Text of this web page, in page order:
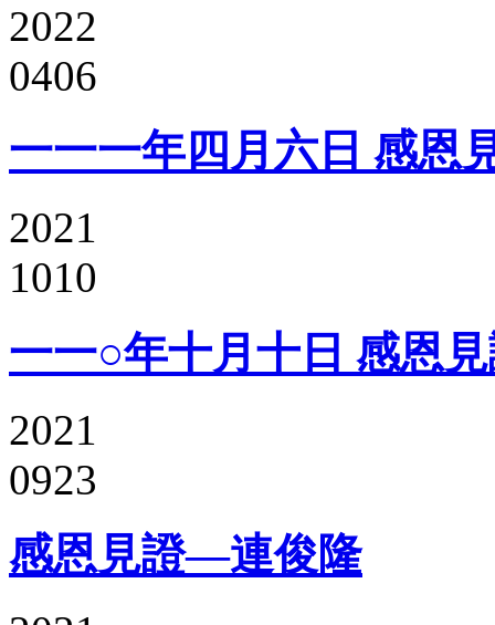
2022
0406
一一一年四月六日 感恩
2021
1010
一一○年十月十日 感恩
2021
0923
感恩見證—連俊隆